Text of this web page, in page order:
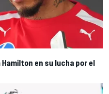
en su lucha por el